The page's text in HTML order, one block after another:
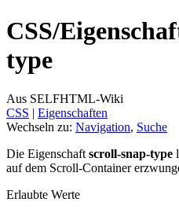
CSS/
type
Aus SELFHTML-Wiki
CSS ‎ | Eigenschaften
Wechseln zu: Navigation, Suche
Die Eigenschaft scroll-snap-type
auf dem Scroll-Container
Erlaubte Werte